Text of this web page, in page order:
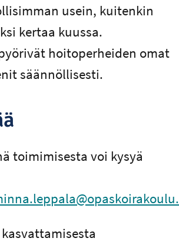
usein, kuitenkin
kertaa kuussa.
hoitoperheiden omat
säännöllisesti.
toimimisesta voi kysyä